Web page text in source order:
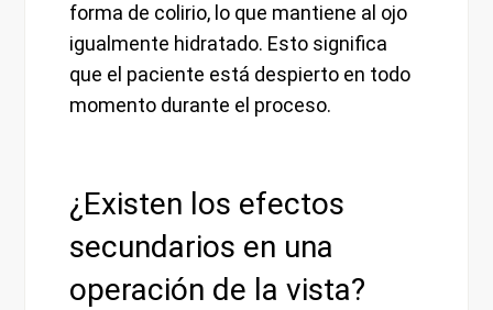
forma de colirio, lo que mantiene al ojo
igualmente hidratado. Esto significa
que el paciente está despierto en todo
momento durante el proceso.
¿Existen los efectos
secundarios en una
operación de la vista?